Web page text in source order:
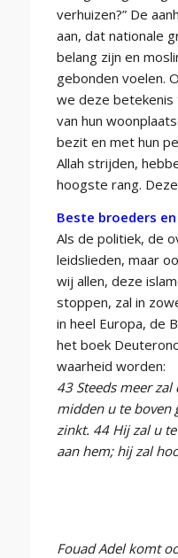
verhuizen?” De
aan, dat nationale
belang zijn en
gebonden voelen.
we deze betekenis
van hun
bezit en met hun
Allah strijden,
hoogste rang.
Beste broeders
Als de politiek, de
leidslieden, maar
wij allen, deze
stoppen, zal in
in heel Europa, de
het boek
waarheid worden:
43 Steeds meer zal
midden u te boven
zinkt. 44 Hij zal u
aan hem; hij zal
Fouad Adel komt